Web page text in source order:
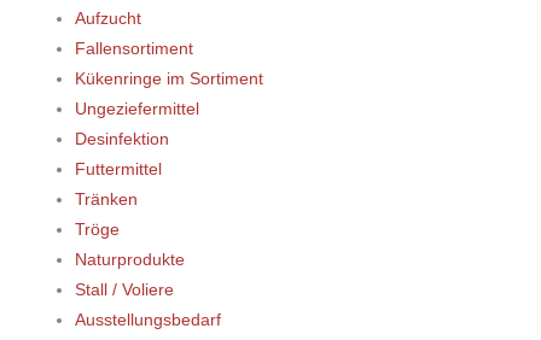
Aufzucht
Fallensortiment
Kükenringe im Sortiment
Ungeziefermittel
Desinfektion
Futtermittel
Tränken
Tröge
Naturprodukte
Stall / Voliere
Ausstellungsbedarf